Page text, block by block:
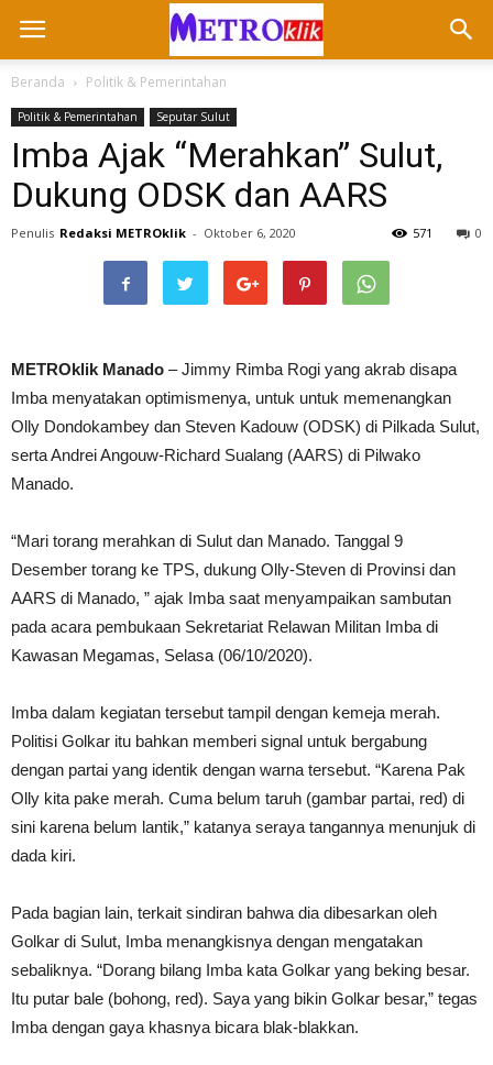
Beranda Politik & Pemerintahan
Politik & Pemerintahan Seputar Sulut
Imba Ajak “Merahkan” Sulut,
Dukung ODSK dan AARS
Penulis Redaksi METROklik - Oktober 6, 2020 0
571
METROklik Manado – Jimmy Rimba Rogi yang akrab disapa
Imba menyatakan optimismenya, untuk untuk memenangkan
Olly Dondokambey dan Steven Kadouw (ODSK) di Pilkada Sulut,
serta Andrei Angouw-Richard Sualang (AARS) di Pilwako
Manado.
“Mari torang merahkan di Sulut dan Manado. Tanggal 9
Desember torang ke TPS, dukung Olly-Steven di Provinsi dan
AARS di Manado, ” ajak Imba saat menyampaikan sambutan
pada acara pembukaan Sekretariat Relawan Militan Imba di
Kawasan Megamas, Selasa (06/10/2020).
Imba dalam kegiatan tersebut tampil dengan kemeja merah.
Politisi Golkar itu bahkan memberi signal untuk bergabung
dengan partai yang identik dengan warna tersebut. “Karena Pak
Olly kita pake merah. Cuma belum taruh (gambar partai, red) di
sini karena belum lantik,” katanya seraya tangannya menunjuk di
dada kiri.
Pada bagian lain, terkait sindiran bahwa dia dibesarkan oleh
Golkar di Sulut, Imba menangkisnya dengan mengatakan
sebaliknya. “Dorang bilang Imba kata Golkar yang beking besar.
Itu putar bale (bohong, red). Saya yang bikin Golkar besar,” tegas
Imba dengan gaya khasnya bicara blak-blakkan.